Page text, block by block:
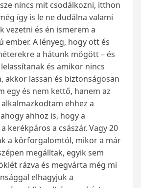
nincs mit csodálkozni, itthon
így is le ne dudálna valami
vezetni és én ismerem a
ember. A lényeg, hogy ott és
a hátunk mögött – és
és amikor nincs
akkor lassan és biztonságosan
egy és nem kettő, hanem az
ehhez a
ahhoz is, hogy a
kerékpáros a császár. Vagy 20
a körforgalomtól, mikor a már
megálltak, egyik sem
rázva és megvárta még mi
elhagyjuk a